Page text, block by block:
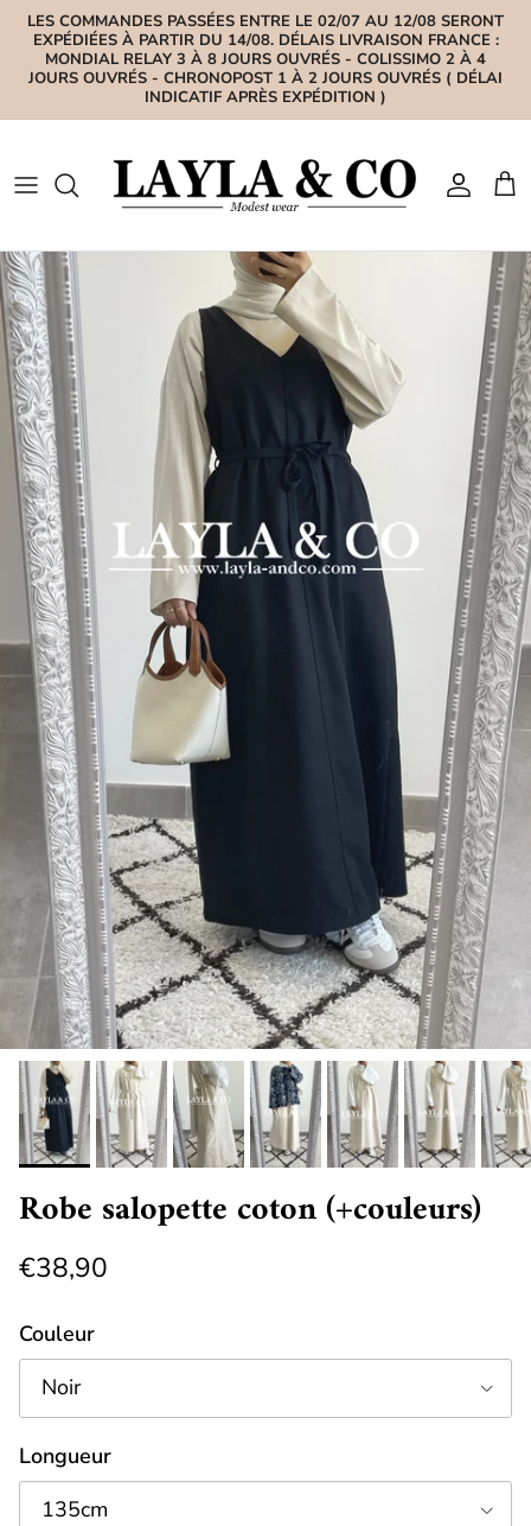
Aller au contenu
LES COMMANDES PASSÉES ENTRE LE 02/07 AU 12/08 SERONT
EXPÉDIÉES À PARTIR DU 14/08. DÉLAIS LIVRAISON FRANCE :
MONDIAL RELAY 3 À 8 JOURS OUVRÉS - COLISSIMO 2 À 4
JOURS OUVRÉS - CHRONOPOST 1 À 2 JOURS OUVRÉS ( DÉLAI
INDICATIF APRÈS EXPÉDITION )
Compte
Robe salopette coton (+couleurs)
€38,90
Couleur
Noir
Longueur
135cm